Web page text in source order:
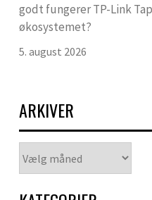
godt fungerer TP-Link
økosystemet?
5. august 2026
ARKIVER